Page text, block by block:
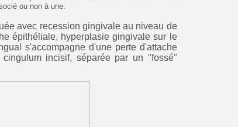
ou non à une.
avec recession gingivale au niveau de
épithéliale, hyperplasie gingivale sur le
s'accompagne d'une perte d'attache
incisif, séparée par un "fossé"